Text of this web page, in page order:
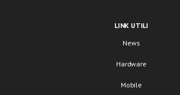
LINK UTILI
News
Hardware
Mobile